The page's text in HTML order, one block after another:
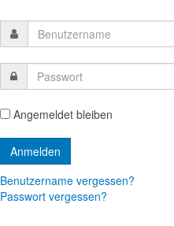
Angemeldet bleiben
Benutzername vergessen?
Passwort vergessen?